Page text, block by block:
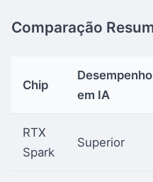
Comparação
Chip
Desempenho
em IA
RTX
Spark
Superior